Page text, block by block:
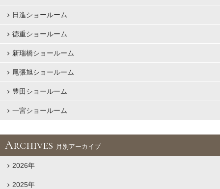
日進ショールーム
徳重ショールーム
新瑞橋ショールーム
尾張旭ショールーム
豊田ショールーム
一宮ショールーム
Archives 月別アーカイブ
2026年
2025年